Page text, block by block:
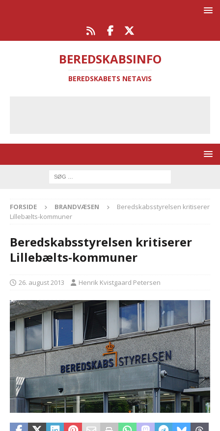
BEREDSKABSINFO
BEREDSKABETS NETAVIS
FORSIDE BRANDVÆSEN
Beredskabsstyrelsen kritiserer
Lillebælts-kommuner
Beredskabsstyrelsen kritiserer
Lillebælts-kommuner
26. august 2013 Henrik Kvistgaard Petersen